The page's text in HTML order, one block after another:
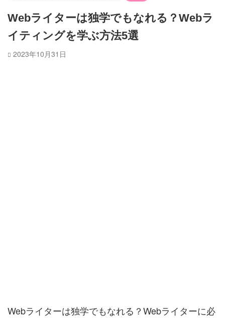
Webライターは独学でもなれる？Webラ
イティングを学ぶ方法5選
2023年10月31日
Webライターは独学でもなれる？Webライターに必